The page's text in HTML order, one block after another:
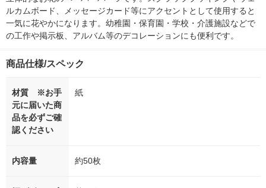
ルカムボード、メッセージカード等にアクセントとして使用すると
一気に花やかになります。幼稚園・保育園・学校・介護施設などで
の工作や掲示板、アルバム等のデコレーションにも便利です。
商品仕様/スペック
材質 ※お手
元に届いた商
品を必ずご確
認ください
紙
内容量 約50枚